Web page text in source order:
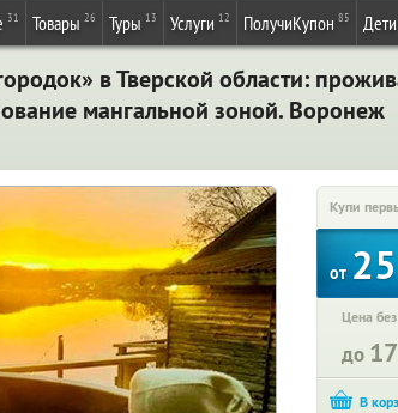
31 Товары 26 Туры 13 Услуги 12 ПолучиКупон 85 Дети
в Тверской области:
мангальной зоной. Воронеж
Купи
от
Цена
до